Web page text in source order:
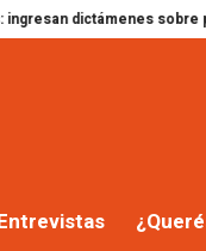
sobre proyectos